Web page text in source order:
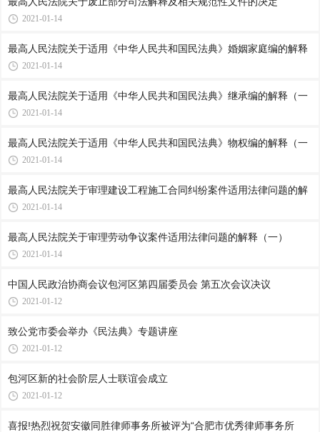
2021-01-14
最高人民法院关于适用《中华人民共和国民法典》婚姻家庭编的解释
2021-01-14
最高人民法院关于适用《中华人民共和国民法典》继承编的解释（一
2021-01-14
最高人民法院关于适用《中华人民共和国民法典》物权编的解释（一
2021-01-14
最高人民法院关于审理建设工程施工合同纠纷案件适用法律问题的解
2021-01-14
最高人民法院关于审理劳动争议案件适用法律问题的解释（一）
2021-01-14
中国人民政治协商会议包河区第四届委员会 第五次会议决议
2021-01-12
致公党市委会举办《民法典》专题讲座
2021-01-12
包河区新的社会阶层人士联谊会成立
2021-01-12
喜报!热烈祝贺安徽同胜律师事务所被评为“合肥市优秀律师事务所